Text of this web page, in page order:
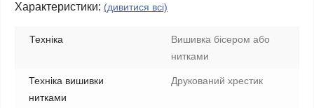
Характеристики: (дивитися всі)
Техніка
Вишивка бісером або
нитками
Техніка вишивки
нитками
Друкований хрестик